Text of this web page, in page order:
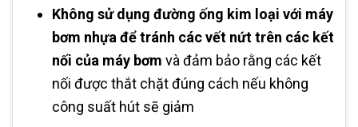
Không sử dụng đường ống kim loại với máy
bơm nhựa để tránh các vết nứt trên các kết
nối của máy bơm và đảm bảo rằng các kết
nối được thắt chặt đúng cách nếu không
công suất hút sẽ giảm